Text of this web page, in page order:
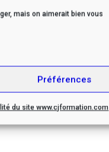
mais on aimerait bien vous
Préférences
du site www.cjformation.com